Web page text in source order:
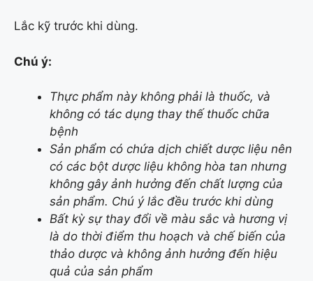
Lắc kỹ trước khi dùng.
Chú ý:
Thực phẩm này không phải là thuốc, và
không có tác dụng thay thế thuốc chữa
bệnh
Sản phẩm có chứa dịch chiết dược liệu nên
có các bột dược liệu không hòa tan nhưng
không gây ảnh hưởng đến chất lượng của
sản phẩm. Chú ý lắc đều trước khi dùng
Bất kỳ sự thay đổi về màu sắc và hương vị
là do thời điểm thu hoạch và chế biến của
thảo dược và không ảnh hưởng đến hiệu
quả của sản phẩm